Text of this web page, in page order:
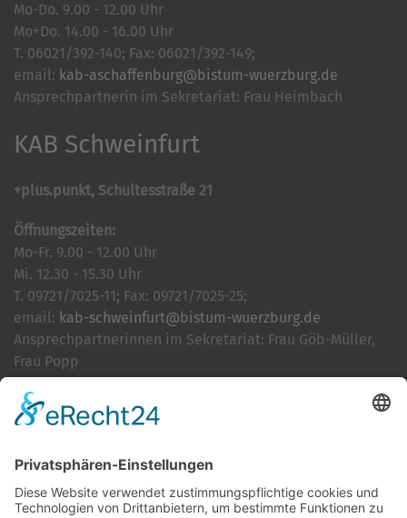
Mo-Do. 9.00 - 12.00 Uhr
Mo+Do. 14.00 - 16.00 Uhr
T. 06021/392-140; Fax: 06021/392-149;
email: kab-aschaffenburg@bistum-wuerzburg.de
Ansprechpartnerin im Sekretariat: Frau Heimbach
KAB Schweinfurt
+plus.punkt, Schultesstraße 21
Öffnungszeiten:
Mo-Fr. 9.00 - 12.00 Uhr
Mi. 12.30 - 15.30 Uhr
T. 09721/7025-11; Fax: 09721/7025-25;
email: kab-schweinfurt@bistum-wuerzburg.de
Ansprechpartnerinnen im Sekretariat: Frau Göb-Müller,
Frau Popp